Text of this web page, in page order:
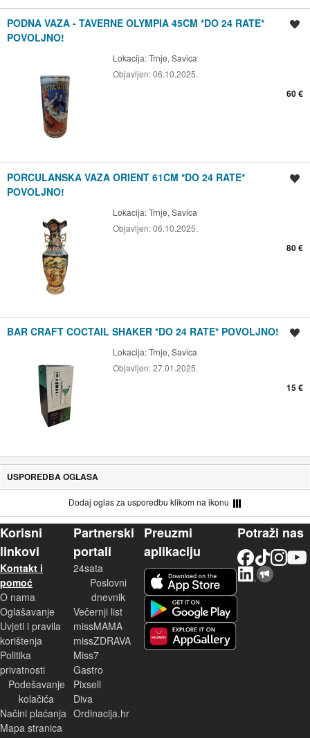
PODNA VAZA - TAVERNE OLYMPIA 45CM *DO 24 RATE*
POVOLJNO!
Lokacija:Trnje, Savica
Objavljen:06.10.2025.
60 €
PORCULANSKA VAZA ORIENT 61CM *DO 24 RATE*
POVOLJNO!
Lokacija:Trnje, Savica
Objavljen:06.10.2025.
80 €
BAR CRAFT COCTAIL SHAKER *DO 24 RATE* POVOLJNO!
Lokacija:Trnje, Savica
Objavljen:27.01.2025.
15 €
USPOREDBA OGLASA
Dodaj oglas za usporedbu klikom na ikonu
Korisni
linkovi
Kontakt i
pomoć
O nama
Oglašavanje
Uvjeti i pravila
korištenja
Politika
privatnosti
Podešavanje
kolačića
Načini plaćanja
Mapa stranica
Partnerski
portali
24sata
Poslovni
dnevnik
Večernji list
missMAMA
missZDRAVA
Miss7
Gastro
Pixsell
Diva
Ordinacija.hr
Preuzmi
aplikaciju
Potraži nas